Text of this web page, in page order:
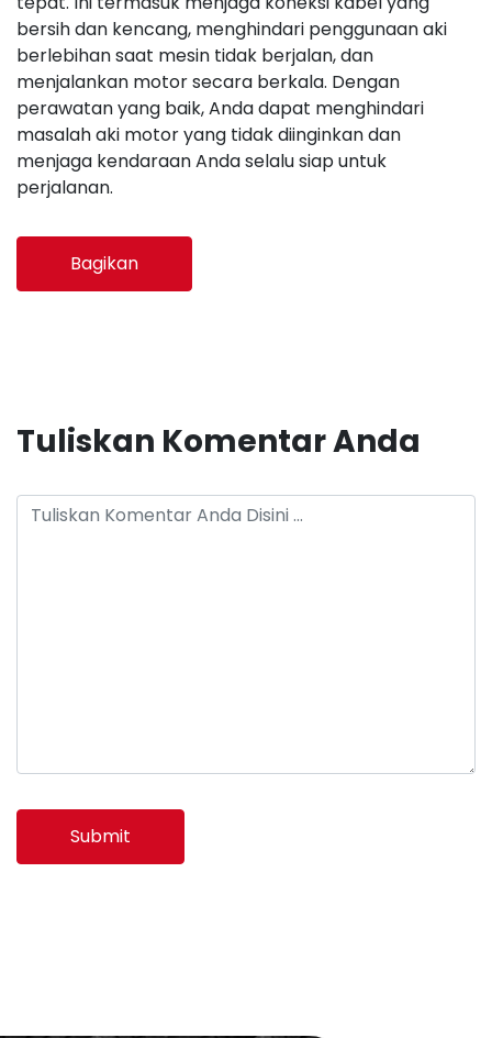
bersih dan kencang, menghindari penggunaan aki
berlebihan saat mesin tidak berjalan, dan
menjalankan motor secara berkala. Dengan
perawatan yang baik, Anda dapat menghindari
masalah aki motor yang tidak diinginkan dan
menjaga kendaraan Anda selalu siap untuk
perjalanan.
Bagikan
Tuliskan Komentar Anda
Submit